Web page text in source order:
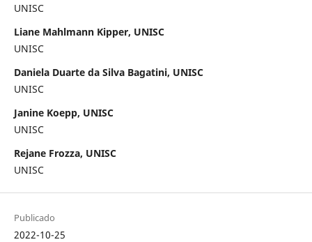
UNISC
Liane Mahlmann Kipper, UNISC
UNISC
Daniela Duarte da Silva Bagatini, UNISC
UNISC
Janine Koepp, UNISC
UNISC
Rejane Frozza, UNISC
UNISC
Publicado
2022-10-25